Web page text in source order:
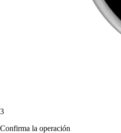
3
Confirma la operación